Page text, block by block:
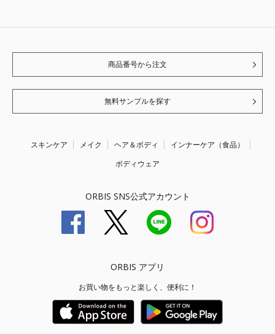
商品番号から注文
無料サンプルを探す
スキンケア メイク ヘア＆ボディ
インナーケア（食品）
ボディウェア
ORBIS SNS公式アカウント
ORBIS アプリ
お買い物をもっと楽しく、便利に！